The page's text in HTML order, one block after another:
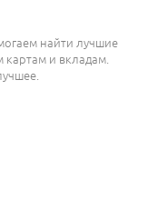
найти лучшие
картам и вкладам.